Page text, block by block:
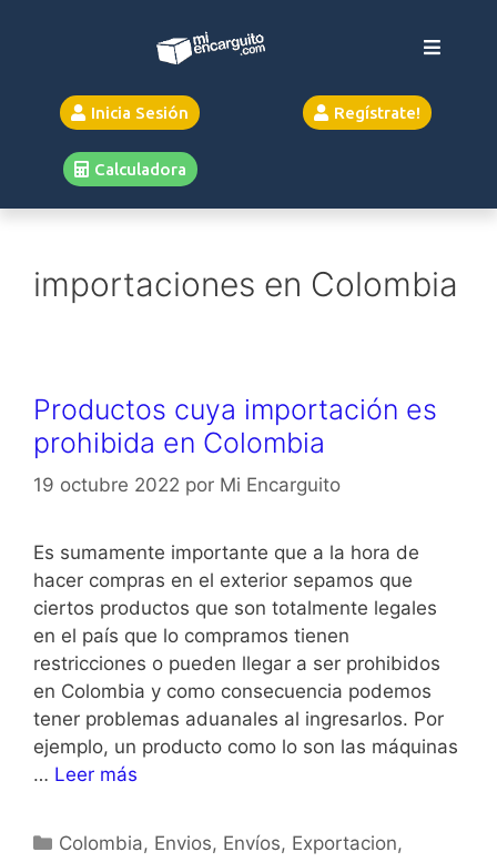
Inicia Sesión Regístrate!
Calculadora
importaciones en Colombia
Productos cuya importación es
prohibida en Colombia
19 octubre 2022 por Mi Encarguito
Es sumamente importante que a la hora de
hacer compras en el exterior sepamos que
ciertos productos que son totalmente legales
en el país que lo compramos tienen
restricciones o pueden llegar a ser prohibidos
en Colombia y como consecuencia podemos
tener problemas aduanales al ingresarlos. Por
ejemplo, un producto como lo son las máquinas
… Leer más
Colombia, Envios, Envíos, Exportacion,